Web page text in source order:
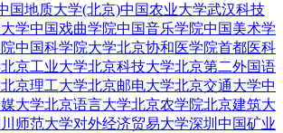
国地质大学(北京)中国农业大学武汉科技
学中国戏曲学院中国音乐学院中国美术学
中国科学院大学北京协和医学院首都医科
北京工业大学北京科技大学北京第二外国语
北京理工大学北京邮电大学北京交通大学中
大学北京语言大学北京农学院北京建筑大
川师范大学对外经济贸易大学深圳 中国矿业